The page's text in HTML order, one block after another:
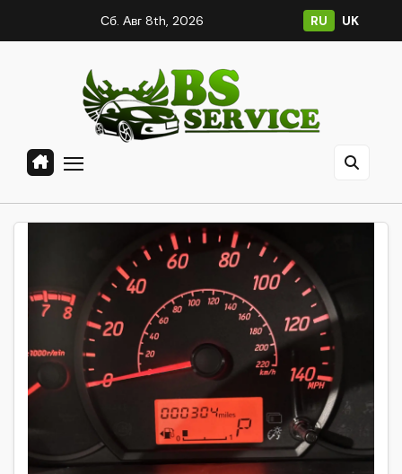
к
Сб. Авг 8th, 2026 RU UK